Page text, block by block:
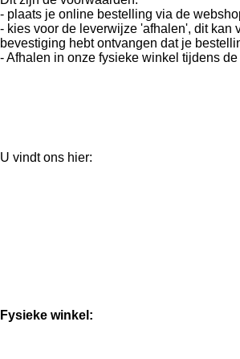
- plaats je online bestelling via de
- kies voor de leverwijze 'afhalen', dit kan
bevestiging hebt ontvangen dat je
- Afhalen in onze fysieke winkel tijdens
U vindt ons hier:
Fysieke winkel: